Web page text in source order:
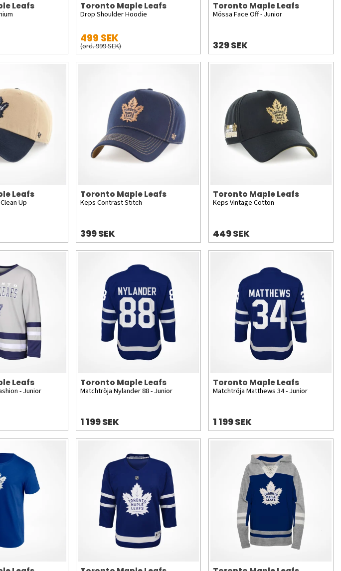
Leafs
Toronto Maple Leafs
Drop Shoulder Hoodie
499 SEK
(ord. 999 SEK)
Toronto Maple Leafs
Mössa Face Off - Junior
329 SEK
Leafs
Up
Toronto Maple Leafs
Keps Contrast Stitch
399 SEK
Toronto Maple Leafs
Keps Vintage Cotton
449 SEK
Leafs
- Junior
Toronto Maple Leafs
Matchtröja Nylander 88 - Junior
1 199 SEK
Toronto Maple Leafs
Matchtröja Matthews 34 - Junior
1 199 SEK